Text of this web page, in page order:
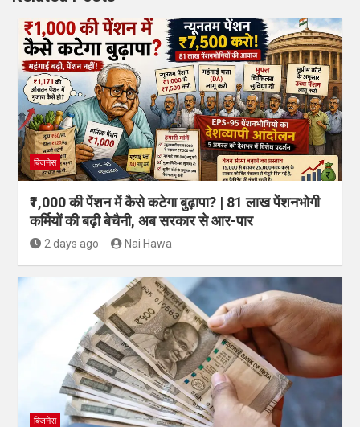
Related Posts
₹1,000 की पेंशन में कैसे कटेगा बुढ़ापा? | 81 लाख पेंशनभोगी
कर्मियों की बढ़ी बेचैनी, अब सरकार से आर-पार
2 days ago Nai Hawa